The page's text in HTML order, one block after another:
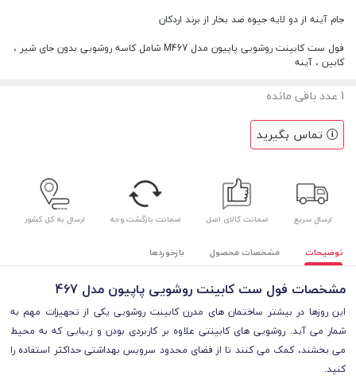
جام آینه از دو لایه جیوه ضد بخار از برند اردکان
فول ست کابینت روشویی پاپیون مدل M467 شامل کاسه روشویی بدون جای شیر ،
کابین ، آینه
1 عدد باقی مانده
تماس بگیرید
ارسال سریع ضمانت کالای اصل ضمانت بازگشت وجه ارسال به کل کشور
توضیحات مشخصات محصول بازخوردها
مشخصات فول ست کابینت روشویی پاپیون مدل 467
این روزها در بیشتر ساختمان های مدرن کابینت روشویی یکی از تجهیزات مهم به
شمار می آید. روشویی های کابینتی علاوه بر کاربردی بودن و زیبایی که به محیط
می بخشند، کمک می کنند تا از فضای محدود سرویس بهداشتی حداکثر استفاده را
کنید.